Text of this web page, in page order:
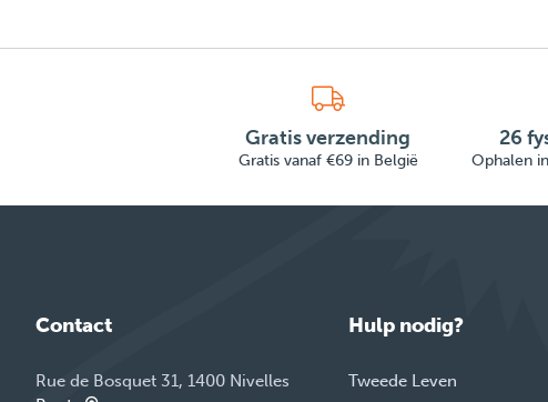
Gratis verzending
Gratis vanaf €69 in België
26
Ophalen
Contact
Rue de Bosquet 31, 1400 Nivelles
Hulp nodig?
Tweede Leven